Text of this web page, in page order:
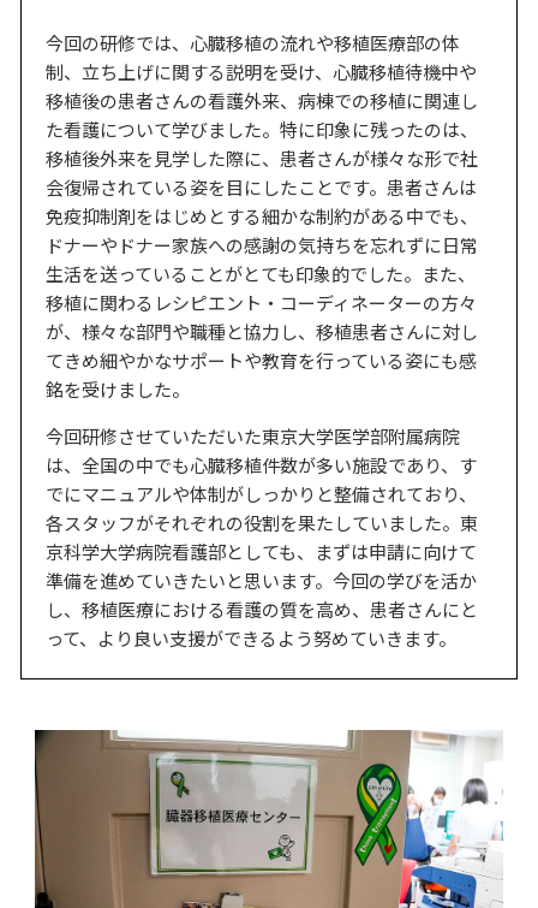
今回の研修では、心臓移植の流れや移植医療部の体
制、立ち上げに関する説明を受け、心臓移植待機中や
移植後の患者さんの看護外来、病棟での移植に関連し
た看護について学びました。特に印象に残ったのは、
移植後外来を見学した際に、患者さんが様々な形で社
会復帰されている姿を目にしたことです。患者さんは
免疫抑制剤をはじめとする細かな制約がある中でも、
ドナーやドナー家族への感謝の気持ちを忘れずに日常
生活を送っていることがとても印象的でした。また、
移植に関わるレシピエント・コーディネーターの方々
が、様々な部門や職種と協力し、移植患者さんに対し
てきめ細やかなサポートや教育を行っている姿にも感
銘を受けました。
今回研修させていただいた東京大学医学部附属病院
は、全国の中でも心臓移植件数が多い施設であり、す
でにマニュアルや体制がしっかりと整備されており、
各スタッフがそれぞれの役割を果たしていました。東
京科学大学病院看護部としても、まずは申請に向けて
準備を進めていきたいと思います。今回の学びを活か
し、移植医療における看護の質を高め、患者さんにと
って、より良い支援ができるよう努めていきます。